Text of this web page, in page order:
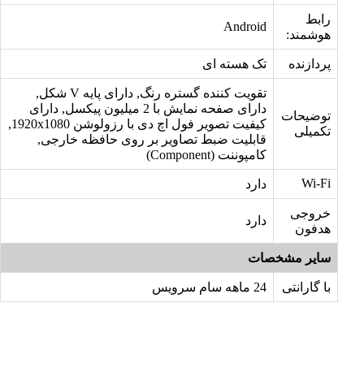
رابط
هوشمند:
Android
پردازنده تک هسته ای
توضیحات
تکمیلی
تقویت کننده گستره رنگ, دارای پایه V شکل,
دارای صفحه نمایش با 2 میلیون پیکسل, دارای
کیفیت تصویر فول اچ دی با رزولوشن 1920x1080,
قابلیت ضبط تصاویر بر روی حافظه خارجی,
کامپوننت (Component)
Wi-Fi دارد
خروجی
هدفون
دارد
سایر مشخصات
با گارانتی